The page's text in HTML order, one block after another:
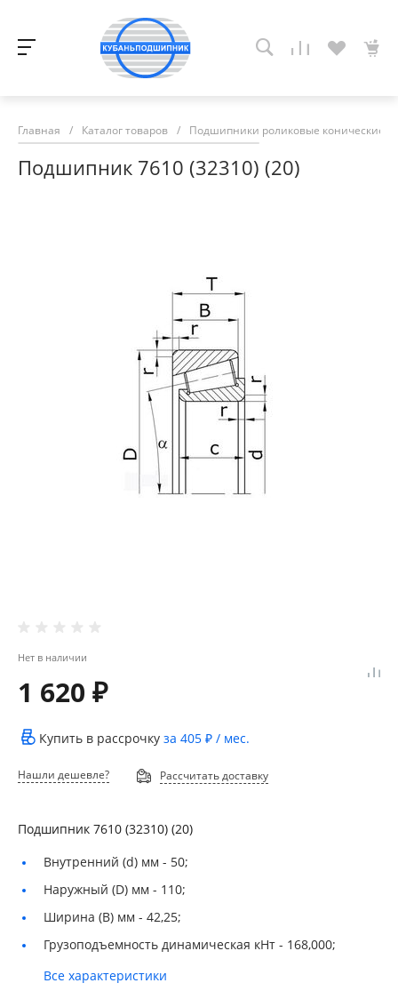
Главная / Каталог товаров / Подшипники роликовые конические
Подшипник 7610 (32310) (20)
Нет в наличии
1 620 ₽
Купить в рассрочку за 405 ₽ / мес.
Нашли дешевле? Рассчитать доставку
Подшипник 7610 (32310) (20)
Внутренний (d) мм - 50;
Наружный (D) мм - 110;
Ширина (B) мм - 42,25;
Грузоподъемность динамическая кНт - 168,000;
Все характеристики